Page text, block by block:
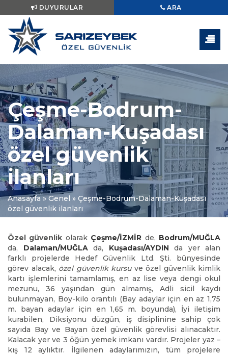
DUYURULAR ARA
Çeşme-Bodrum-
Dalaman-Kuşadası
özel güvenlik
ilanları
Anasayfa»Genel » Çeşme-Bodrum-Dalaman-Kuşadası
özel güvenlik ilanları
Özel güvenlik olarak Çeşme/İZMİR de, Bodrum/MUĞLA
da, Dalaman/MUĞLAda, Kuşadası/AYDIN da yer alan
farklı projelerde Hedef Güvenlik Ltd. Şti. bünyesinde
görev alacak, özel güvenlik kursuve özel güvenlik kimlik
kartı işlemlerini tamamlamış, en az lise veya dengi okul
mezunu, 36 yaşından gün almamış, Adli sicil kaydı
bulunmayan, Boy-kilo orantılı (Bay adaylar için en az 1,75
m. bayan adaylar için en 1,65 m. boyunda), İyi iletişim
kurabilen, Diksiyonu düzgün, iş disiplinine sahip çok
sayıda Bay ve Bayan özel güvenlik görevlisi alınacaktır.
Kalacak yer ve 3 öğün yemek imkanı vardır. Projeler yaz –
kış 12 aylıktır. İlgilenen adaylarımızın, tüm projelere